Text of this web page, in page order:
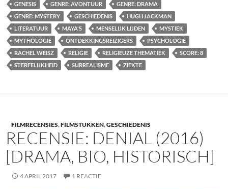
GENESIS
GENRE: AVONTUUR
GENRE: DRAMA
GENRE: MYSTERY
GESCHIEDENIS
HUGH JACKMAN
LITERATUUR
MAYA'S MENSELIJK LIJDEN
MYSTIEK
MYTHOLOGIE
ONTDEKKINGSREIZIGERS
PSYCHOLOGIE
RACHEL WEISZ
RELIGIE RELIGIEUZE THEMATIEK
SCORE: 8
STERFELIJKHEID
SURREALISME ZIEKTE
FILMRECENSIES,FILMSTUKKEN,GESCHIEDENIS
RECENSIE: DENIAL (2016)
[DRAMA, BIO, HISTORISCH]
4 APRIL 2017 1 REACTIE